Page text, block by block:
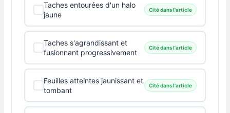
Taches entourées d'un halo
jaune
Cité dans l'article
Taches s'agrandissant et
fusionnant progressivement
Cité dans l'article
Feuilles atteintes jaunissant et
tombant
Cité dans l'article